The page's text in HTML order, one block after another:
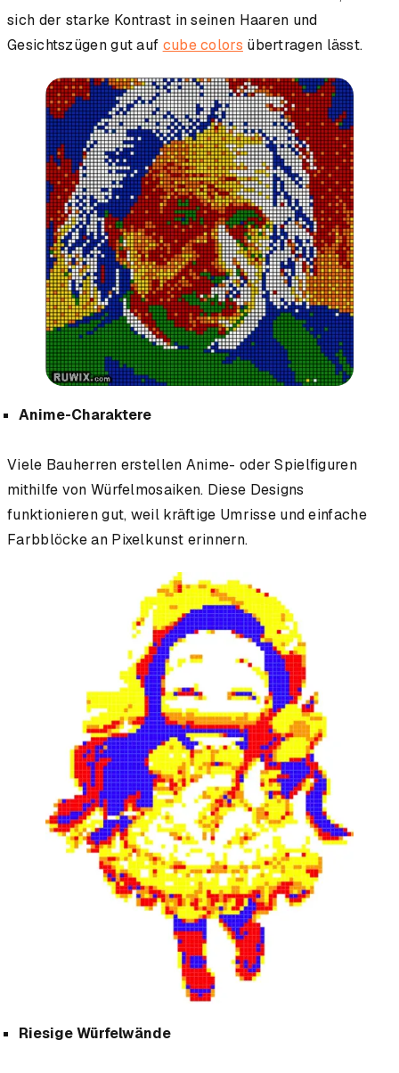
sich der starke Kontrast in seinen Haaren und
Gesichtszügen gut auf cube colors übertragen lässt.
Anime-Charaktere
Viele Bauherren erstellen Anime- oder Spielfiguren
mithilfe von Würfelmosaiken. Diese Designs
funktionieren gut, weil kräftige Umrisse und einfache
Farbblöcke an Pixelkunst erinnern.
Riesige Würfelwände